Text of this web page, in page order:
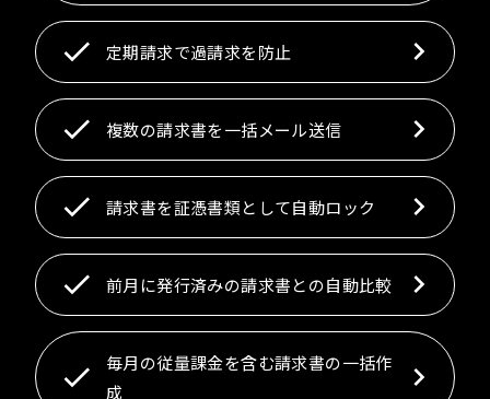
定期請求で過請求を防止
複数の請求書を一括メール送信
請求書を証憑書類として自動ロック
前月に発行済みの請求書との自動比較
毎月の従量課金を含む請求書の一括作
成